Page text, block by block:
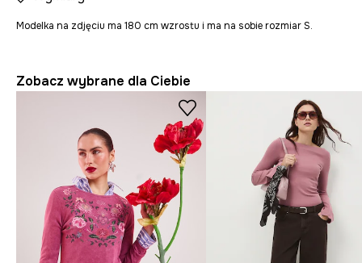
Modelka na zdjęciu ma 180 cm wzrostu i ma na sobie rozmiar S.
Zobacz wybrane dla Ciebie